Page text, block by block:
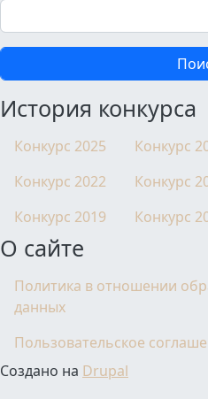
Поиск
История конкурса
Конкурс 2025 Конкурс
Конкурс 2022
Конкурс
Конкурс 2019
Конкурс
О сайте
Политика в отношении
данных
Пользовательское
Создано на Drupal